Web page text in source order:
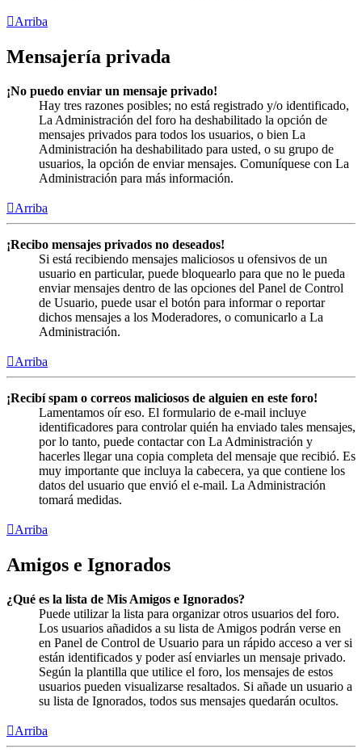
Arriba
Mensajería privada
¡No puedo enviar un mensaje privado!
Hay tres razones posibles; no está registrado y/o identificado,
La Administración del foro ha deshabilitado la opción de
mensajes privados para todos los usuarios, o bien La
Administración ha deshabilitado para usted, o su grupo de
usuarios, la opción de enviar mensajes. Comuníquese con La
Administración para más información.
Arriba
¡Recibo mensajes privados no deseados!
Si está recibiendo mensajes maliciosos u ofensivos de un
usuario en particular, puede bloquearlo para que no le pueda
enviar mensajes dentro de las opciones del Panel de Control
de Usuario, puede usar el botón para informar o reportar
dichos mensajes a los Moderadores, o comunicarlo a La
Administración.
Arriba
¡Recibí spam o correos maliciosos de alguien en este foro!
Lamentamos oír eso. El formulario de e-mail incluye
identificadores para controlar quién ha enviado tales mensajes,
por lo tanto, puede contactar con La Administración y
hacerles llegar una copia completa del mensaje que recibió. Es
muy importante que incluya la cabecera, ya que contiene los
datos del usuario que envió el e-mail. La Administración
tomará medidas.
Arriba
Amigos e Ignorados
¿Qué es la lista de Mis Amigos e Ignorados?
Puede utilizar la lista para organizar otros usuarios del foro.
Los usuarios añadidos a su lista de Amigos podrán verse en
en Panel de Control de Usuario para un rápido acceso a ver si
están identificados y poder así enviarles un mensaje privado.
Según la plantilla que utilice el foro, los mensajes de estos
usuarios pueden visualizarse resaltados. Si añade un usuario a
su lista de Ignorados, todos sus mensajes quedarán ocultos.
Arriba